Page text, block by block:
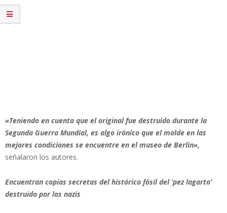
«Teniendo en cuenta que el original fue destruido durante la
Segunda Guerra Mundial, es algo irónico que el molde en las
mejores condiciones se encuentre en el museo de Berlín»,
señalaron los autores.
Encuentran copias secretas del histórico fósil del ‘pez lagarto’
destruido por los nazis